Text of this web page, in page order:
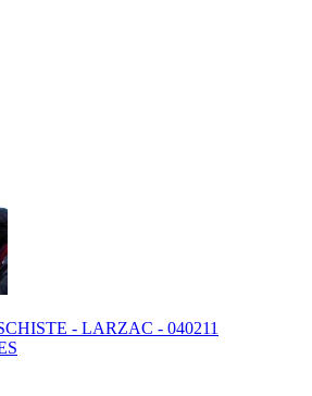
- LARZAC - 040211